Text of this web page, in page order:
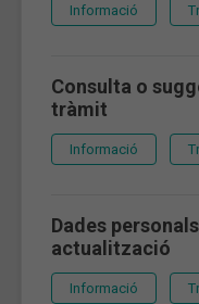
Informació
Consulta o
tràmit
Informació
Dades
actualització
Informació